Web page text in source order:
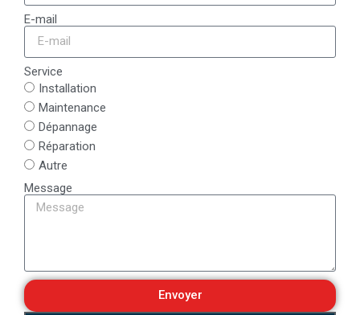
E-mail
Service
Installation
Maintenance
Dépannage
Réparation
Autre
Message
Envoyer